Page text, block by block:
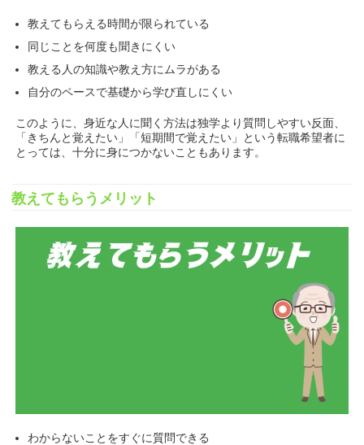
教えてもらえる時間が限られている
同じことを何度も聞きにくい
教える人の知識や教え方にムラがある
自分のペースで基礎から学び直しにくい
このように、身近な人に聞く方法は独学より質問しやすい反面、
「きちんと覚えたい」「短期間で覚えたい」という転職希望者に
とっては、十分に身につかないこともあります。
教えてもらうメリット
わからないことをすぐに質問できる